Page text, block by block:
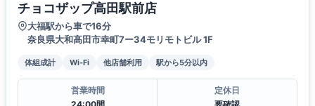
チョコザップ高田駅前店
大福駅から車で16分
奈良県大和高田市幸町7ー34モリモトビル 1F
体組成計 Wi-Fi 他店舗利用 駅から5分以内
営業時間
定休日